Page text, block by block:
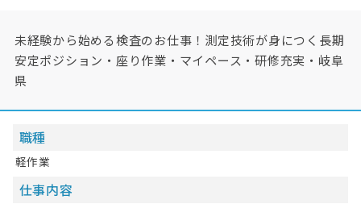
未経験から始める検査のお仕事！測定技術が身につく長期
安定ポジション・座り作業・マイペース・研修充実・岐阜
県
職種
軽作業
仕事内容